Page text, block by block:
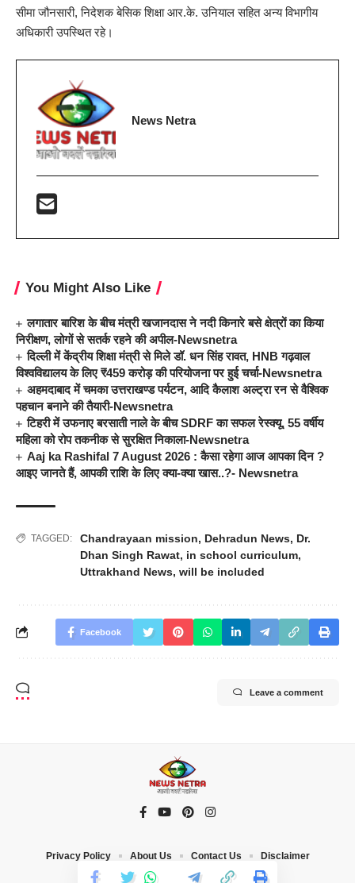
सीमा जौनसारी, निदेशक बेसिक शिक्षा आर.के. उनियाल सहित अन्य विभागीय
अधिकारी उपस्थित रहे।
News Netra
You Might Also Like
लगातार बारिश के बीच मंत्री खजानदास ने नदी किनारे बसे क्षेत्रों का किया
निरीक्षण, लोगों से सतर्क रहने की अपील-Newsnetra
दिल्ली में केंद्रीय शिक्षा मंत्री से मिले डॉ. धन सिंह रावत, HNB गढ़वाल
विश्वविद्यालय के लिए ₹459 करोड़ की परियोजना पर हुई चर्चा-Newsnetra
अहमदाबाद में चमका उत्तराखण्ड पर्यटन, आदि कैलाश अल्ट्रा रन से वैश्विक
पहचान बनाने की तैयारी-Newsnetra
टिहरी में उफनाए बरसाती नाले के बीच SDRF का सफल रेस्क्यू, 55 वर्षीय
महिला को रोप तकनीक से सुरक्षित निकाला-Newsnetra
Aaj ka Rashifal 7 August 2026 : कैसा रहेगा आज आपका दिन ?
आइए जानते हैं, आपकी राशि के लिए क्या-क्या खास..?- Newsnetra
TAGGED: Chandrayaan mission, Dehradun News, Dr.
Dhan Singh Rawat, in school curriculum,
Uttrakhand News, will be included
Facebook
Leave a comment
Privacy Policy About Us Contact Us Disclaimer